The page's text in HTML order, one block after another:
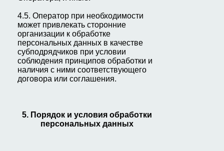
4.5. Оператор при необходимости
может привлекать сторонние
организации к обработке
персональных данных в качестве
субподрядчиков при условии
соблюдения принципов обработки и
наличия с ними соответствующего
договора или соглашения.
5. Порядок и условия обработки
персональных данных